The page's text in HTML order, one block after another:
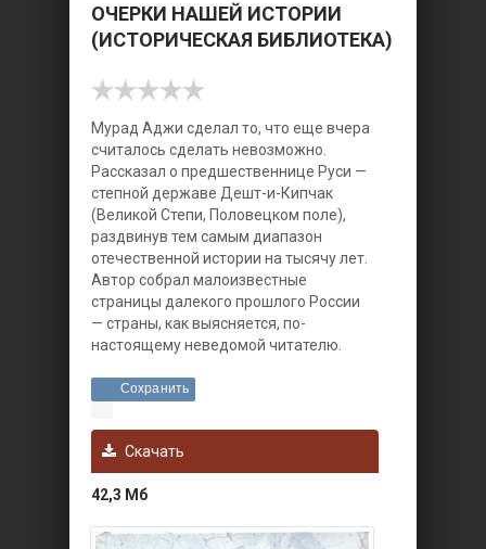
ОЧЕРКИ НАШЕЙ ИСТОРИИ
(ИСТОРИЧЕСКАЯ БИБЛИОТЕКА)
Мурад Аджи сделал то, что еще вчера
считалось сделать невозможно.
Рассказал о предшественнице Руси —
степной державе Дешт-и-Кипчак
(Великой Степи, Половецком поле),
раздвинув тем самым диапазон
отечественной истории на тысячу лет.
Автор собрал малоизвестные
страницы далекого прошлого России
— страны, как выясняется, по-
настоящему неведомой читателю.
Сохранить
Скачать
42,3 Мб